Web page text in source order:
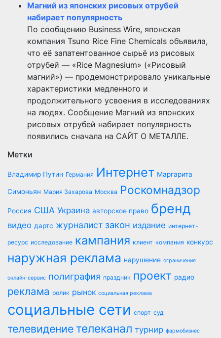
Магний из японских рисовых отрубей
набирает популярность
По сообщению Business Wire, японская
компания Tsuno Rice Fine Chemicals объявила,
что её запатентованное сырьё из рисовых
отрубей — «Rice Magnesium» («Рисовый
магний») — продемонстрировало уникальные
характеристики медленного и
продолжительного усвоения в исследованиях
на людях. Сообщение Магний из японских
рисовых отрубей набирает популярность
появились сначала на САЙТ О МЕТАЛЛЕ.
Метки
Владимир Путин Германия Интернет Маргарита
Симоньян Мария Захарова Москва Роскомнадзор
Россия США Украина авторское право бренд
видео дартс журналист закон издание интернет-
ресурс исследование кампания клиент компания конкурс
наружная реклама нарушение ограничения
онлайн-сервис полиграфия праздник проект радио
реклама ролик рынок социальная реклама
социальные сети спорт суд
телевидение телеканал турнир фармобизнес